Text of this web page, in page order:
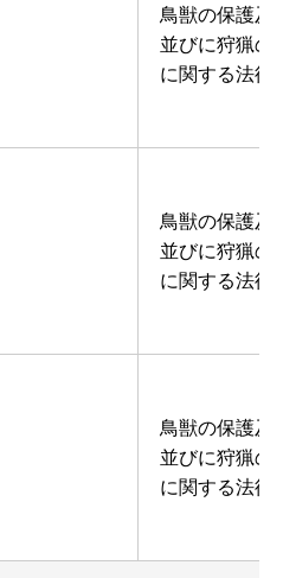
鳥獣の保護及
並びに狩猟の
に関する法律
鳥獣の保護及
並びに狩猟の
に関する法律
鳥獣の保護及
並びに狩猟の
に関する法律